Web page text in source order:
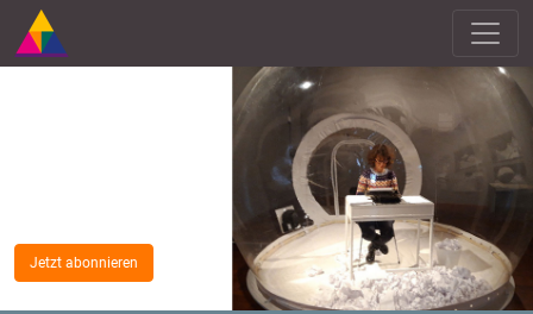
Jetzt abonnieren